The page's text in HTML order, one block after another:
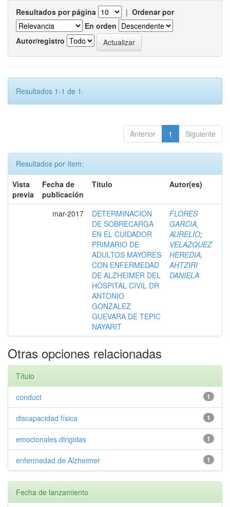
Resultados por página | Ordenar por
En orden
Autor/registro
Resultados 1-1 de 1.
Anterior 1 Siguiente
Resultados por ítem:
Vista
previa
Fecha de
publicación
Título Autor(es)
mar-2017
DETERMINACION
DE SOBRECARGA
EN EL CUIDADOR
PRIMARIO DE
ADULTOS MAYORES
CON ENFERMEDAD
DE ALZHEIMER DEL
HOSPITAL CIVIL DR
ANTONIO
GONZALEZ
GUEVARA DE TEPIC
NAYARIT
FLORES
GARCIA,
AURELIO;
VELAZQUEZ
HEREDIA,
AHTZIRI
DANIELA
Otras opciones relacionadas
Título
1
conduct
1
discapacidad física
1
emocionales dirigidas
1
enfermedad de Alzheimer
Fecha de lanzamiento